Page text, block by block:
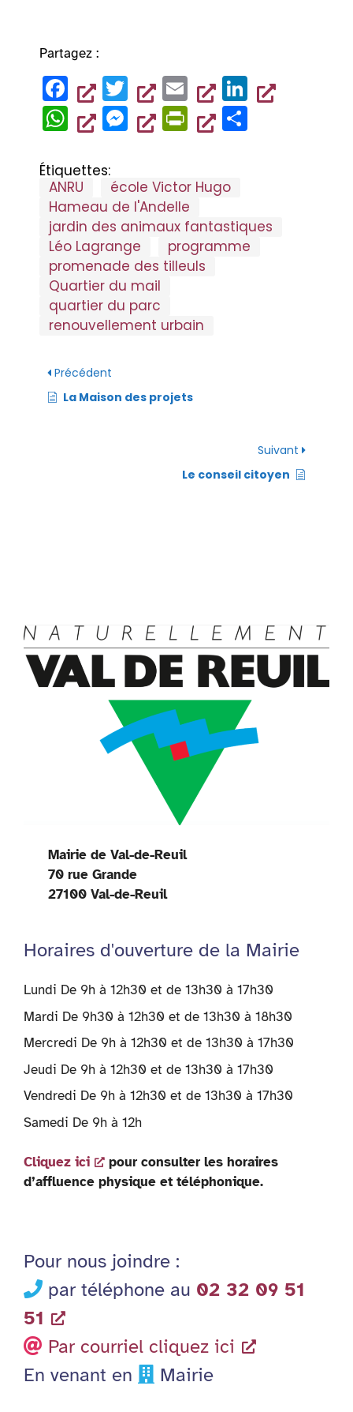
Partagez :
F
a
c
e
b
o
o
k
T
wi
tt
E
m
ai
Li
n
W
h
at
s
A
p
p
M
es
n
g
er
Pr
in
ri
e
n
dl
er
Étiquettes:
ANRU
école Victor Hugo
Hameau de l'Andelle
jardin des animaux fantastiques
Léo Lagrange
programme
promenade des tilleuls
Quartier du mail
quartier du parc
renouvellement urbain
Précédent
La Maison des projets
Suivant
Le conseil citoyen
Mairie de Val-de-Reuil
70 rue Grande
27100 Val-de-Reuil
Horaires d'ouverture de la Mairie
Lundi De 9h à 12h30 et de 13h30 à 17h30
Mardi De 9h30 à 12h30 et de 13h30 à 18h30
Mercredi De 9h à 12h30 et de 13h30 à 17h30
Jeudi De 9h à 12h30 et de 13h30 à 17h30
Vendredi De 9h à 12h30 et de 13h30 à 17h30
Samedi De 9h à 12h
Cliquez ici
pour consulter les horaires
d’affluence physique et téléphonique.
Pour nous joindre :
par téléphone au 02 32 09 51
51
Par courriel cliquez ici
En venant en
Mairie